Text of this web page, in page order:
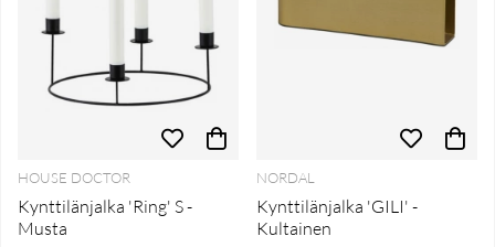
HOUSE DOCTOR
Kynttilänjalka 'Ring' S -
Musta
NORDAL
Kynttilänjalka 'GILI' -
Kultainen